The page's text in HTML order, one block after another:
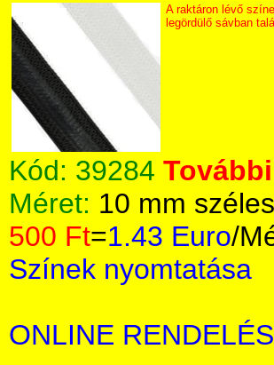
A raktáron lévő
legördülő sávban
Kód: 39284
Méret: 10 mm széles
500 Ft=1.43 Euro/
Színek nyomtatása
ONLINE